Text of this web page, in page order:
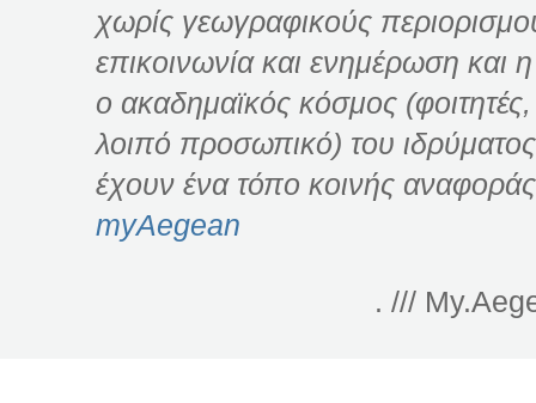
χωρίς γεωγραφικούς
επικοινωνία και ενημέρωση και
ο ακαδημαϊκός κόσμος (φοιτητές,
λοιπό προσωπικό) του
έχουν ένα τόπο κοινής
myAegean
. ///